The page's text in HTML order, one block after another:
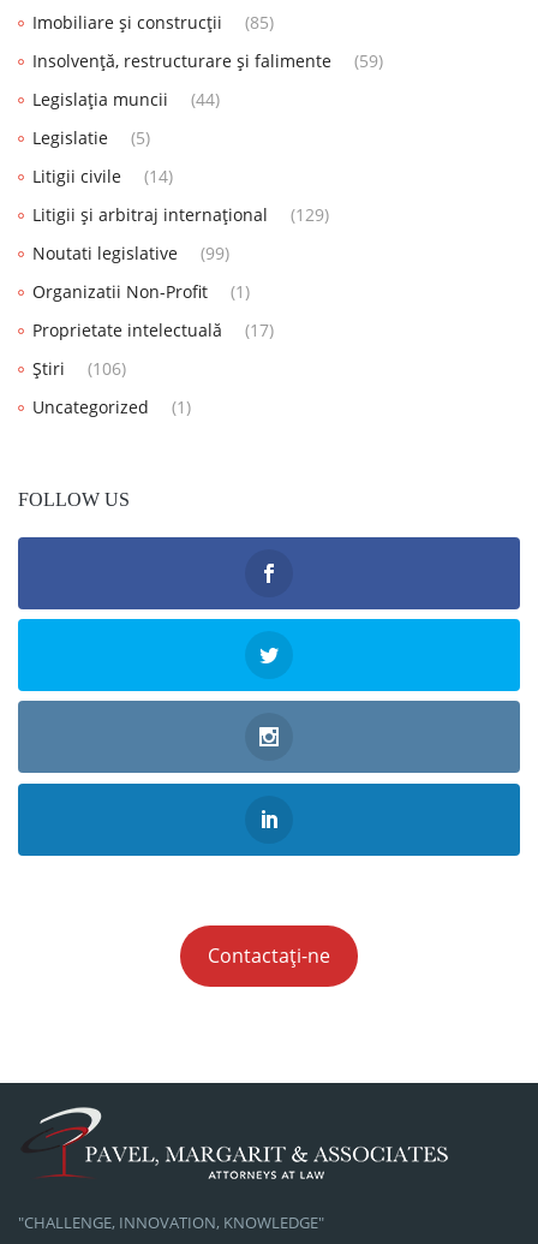
Imobiliare și construcții
(85)
Insolvență, restructurare și falimente
(59)
Legislația muncii
(44)
Legislatie
(5)
Litigii civile
(14)
Litigii și arbitraj internațional
(129)
Noutati legislative
(99)
Organizatii Non-Profit
(1)
Proprietate intelectuală
(17)
Știri
(106)
Uncategorized
(1)
FOLLOW US
Contactați-ne
"CHALLENGE, INNOVATION, KNOWLEDGE"